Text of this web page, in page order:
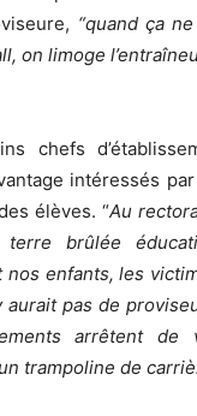
“quand ça
on limoge
chefs
intéressés
élèves. “Au
brûlée
nos enfants, les
aurait pas de
arrêtent
trampoline de